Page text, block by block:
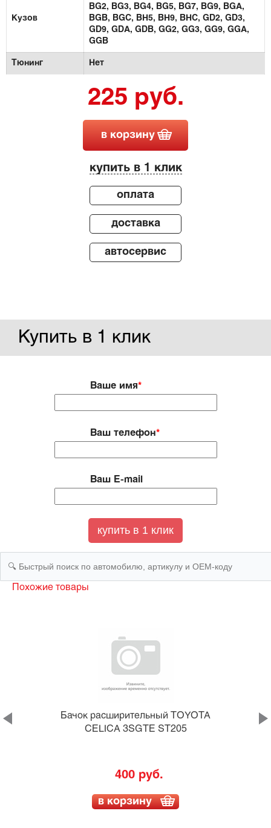
Кузов
BG2,
BG3, BG4, BG5, BG7, BG9,
BGA,
BGB,
BGC, BH5, BH9, BHC, GD2, GD3,
GD9, GDA, GDB, GG2, GG3, GG9, GGA,
GGB
Тюнинг Нет
225 руб.
в корзину
купить в 1 клик
оплата
доставка
автосервис
Купить в 1 клик
Ваше имя*
Ваш телефон*
Ваш E-mail
Похожие товары
Бачок расширительный TOYOTA
CELICA 3SGTE ST205
400 руб.
в корзину